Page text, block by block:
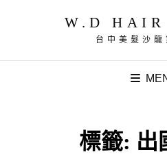
W.D HAIR
台中美髮沙龍
標籤: 出